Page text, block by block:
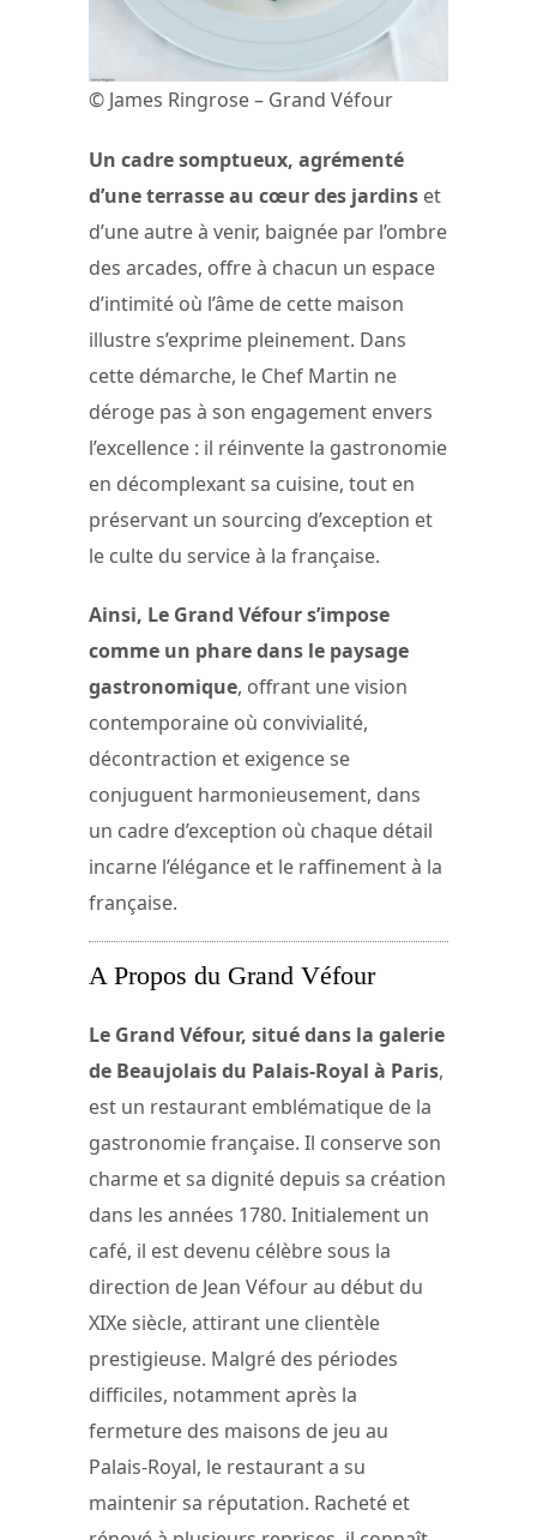
© James Ringrose – Grand Véfour
Un cadre somptueux, agrémenté
d’une terrasse au cœur des jardins et
d’une autre à venir, baignée par l’ombre
des arcades, offre à chacun un espace
d’intimité où l’âme de cette maison
illustre s’exprime pleinement. Dans
cette démarche, le Chef Martin ne
déroge pas à son engagement envers
l’excellence : il réinvente la gastronomie
en décomplexant sa cuisine, tout en
préservant un sourcing d’exception et
le culte du service à la française.
Ainsi, Le Grand Véfour s’impose
comme un phare dans le paysage
gastronomique, offrant une vision
contemporaine où convivialité,
décontraction et exigence se
conjuguent harmonieusement, dans
un cadre d’exception où chaque détail
incarne l’élégance et le raffinement à la
française.
A Propos du Grand Véfour
Le Grand Véfour, situé dans la galerie
de Beaujolais du Palais-Royal à Paris,
est un restaurant emblématique de la
gastronomie française. Il conserve son
charme et sa dignité depuis sa création
dans les années 1780. Initialement un
café, il est devenu célèbre sous la
direction de Jean Véfour au début du
XIXe siècle, attirant une clientèle
prestigieuse. Malgré des périodes
difficiles, notamment après la
fermeture des maisons de jeu au
Palais-Royal, le restaurant a su
maintenir sa réputation. Racheté et